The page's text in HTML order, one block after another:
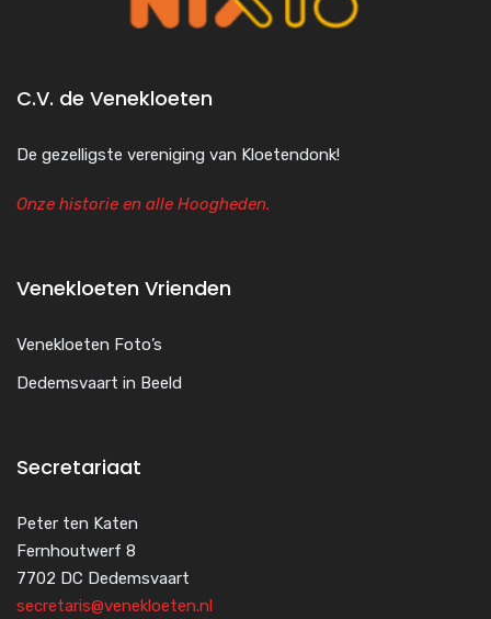
C.V. de Venekloeten
De gezelligste vereniging van Kloetendonk!
Onze historie en alle Hoogheden.
Venekloeten Vrienden
Venekloeten Foto’s
Dedemsvaart in Beeld
Secretariaat
Peter ten Katen
Fernhoutwerf 8
7702 DC Dedemsvaart
secretaris@venekloeten.nl